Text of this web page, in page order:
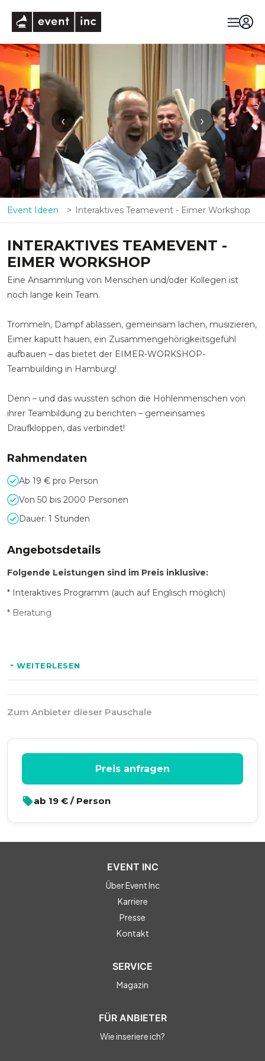
‹ ›
Event Ideen Interaktives Teamevent - Eimer Workshop
INTERAKTIVES TEAMEVENT -
EIMER WORKSHOP
Eine Ansammlung von Menschen und/oder Kollegen ist
noch lange kein Team.
Trommeln, Dampf ablassen, gemeinsam lachen, musizieren,
Eimer kaputt hauen, ein Zusammengehörigkeitsgefühl
aufbauen – das bietet der EIMER-WORKSHOP-
Teambuilding in Hamburg!
Denn – und das wussten schon die Höhlenmenschen von
ihrer Teambildung zu berichten – gemeinsames
Draufkloppen, das verbindet!
Rahmendaten
Ab 19 € pro Person
Von 50 bis 2000 Personen
Dauer: 1 Stunden
Angebotsdetails
Folgende Leistungen sind im Preis inklusive:
* Interaktives Programm (auch auf Englisch möglich)
* Beratung
* Videoaufnahme
WEITERLESEN
Zum Anbieter dieser Pauschale
Preis anfragen
ab 19 € / Person
EVENT INC
Über Event Inc
Karriere
Presse
Kontakt
SERVICE
Magazin
FÜR ANBIETER
Wie inseriere ich?